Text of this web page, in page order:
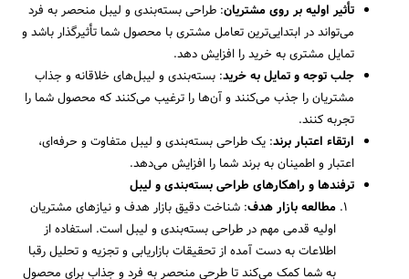
جستجو
تأثیر اولیه بر روی مشتریان: طراحی بسته‌بندی و لیبل منحصر به فرد
می‌تواند در ابتدایی‌ترین تعامل مشتری با محصول شما تأثیرگذار باشد و
تمایل مشتری به خرید را افزایش دهد.
جلب توجه و تمایل به خرید: بسته‌بندی و لیبل‌های خلاقانه و جذاب
مشتریان را جذب می‌کنند و آن‌ها را ترغیب می‌کنند که محصول شما را
تجربه کنند.
ارتقاء اعتبار برند: یک طراحی بسته‌بندی و لیبل متفاوت و حرفه‌ای،
اعتبار و اطمینان به برند شما را افزایش می‌دهد.
ترفندها و راهکارهای طراحی بسته‌بندی و لیبل
مطالعه بازار هدف: شناخت دقیق بازار هدف و نیازهای مشتریان
اولیه قدمی مهم در طراحی بسته‌بندی و لیبل است. استفاده از
اطلاعات به دست آمده از تحقیقات بازاریابی و تجزیه و تحلیل رقبا
به شما کمک می‌کند تا طرحی منحصر به فرد و جذاب برای محصول